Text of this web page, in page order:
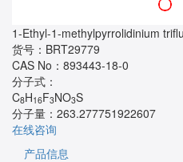
1-Ethyl-1-methylpyrrolidinium
货号： BRT29779
CAS No： 893443-18-0
分子式：
C8H16F3NO3S
分子量： 263.277751922607
在线咨询
产品信息